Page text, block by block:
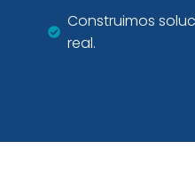
Construimos
real.